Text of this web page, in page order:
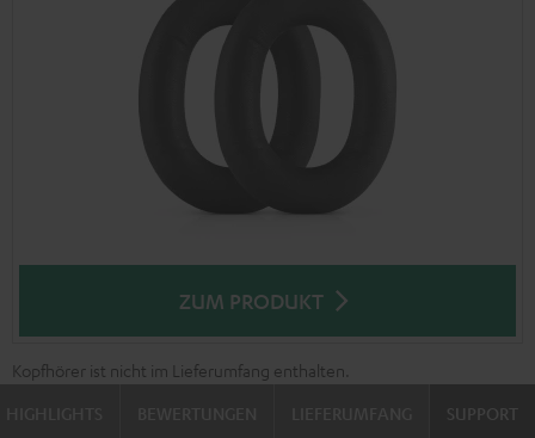
ZUM PRODUKT
Kopfhörer ist nicht im Lieferumfang enthalten.
SUPPORT